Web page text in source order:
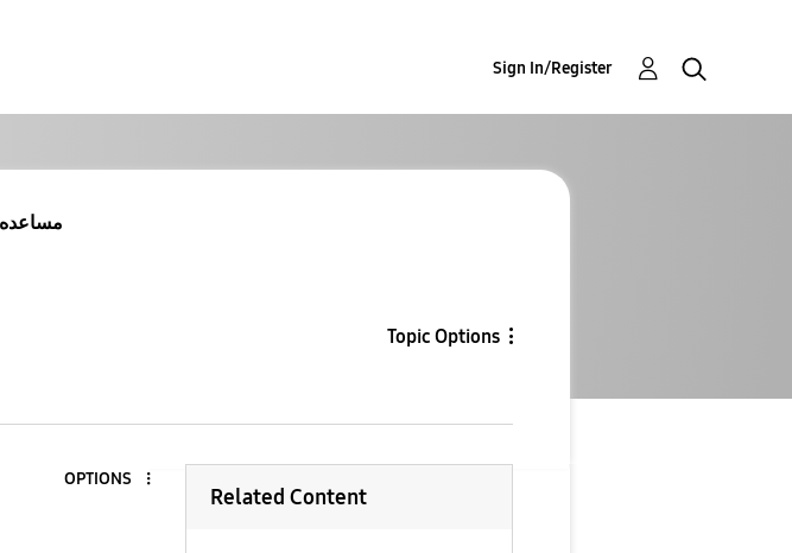
Sign In/Register
Re: مساعده
Topic Options
OPTIONS
Related Content